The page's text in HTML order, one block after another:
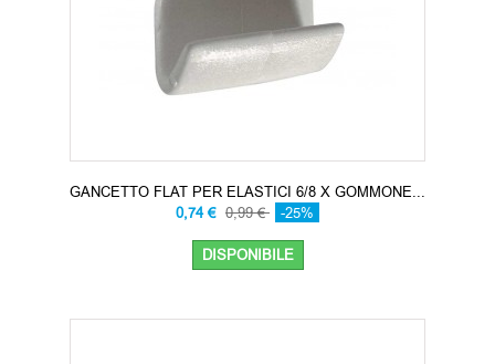
GANCETTO FLAT PER ELASTICI 6/8 X GOMMONE...
0,74 € 0,99 € -25%
DISPONIBILE